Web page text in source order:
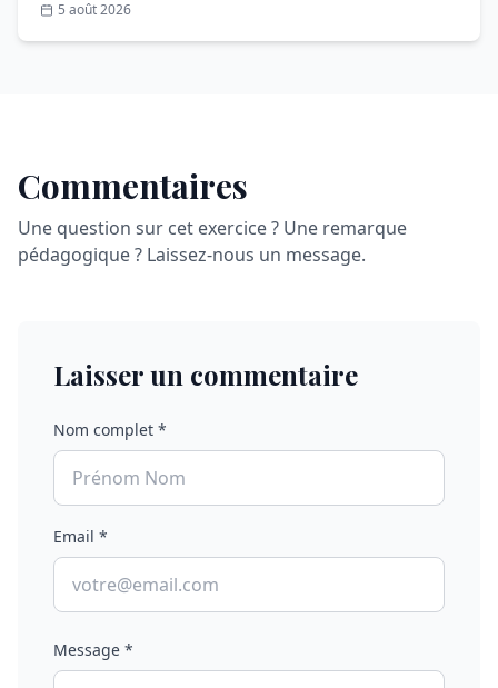
5 août 2026
Commentaires
Une question sur cet exercice ? Une remarque
pédagogique ? Laissez-nous un message.
Laisser un commentaire
Nom complet *
Email *
Message *